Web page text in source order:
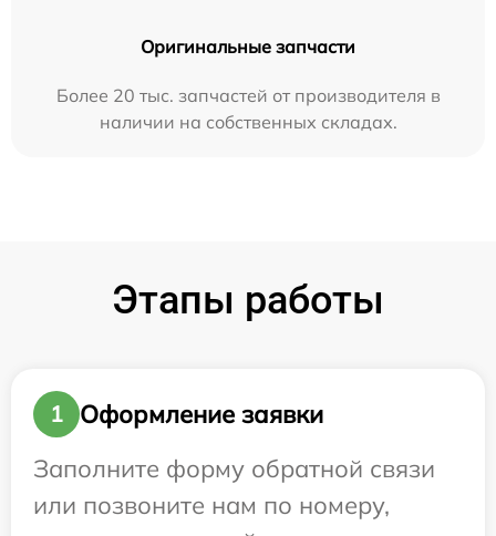
Оригинальные запчасти
Более 20 тыс. запчастей от производителя в
наличии на собственных складах.
Этапы работы
1
Оформление заявки
Заполните форму обратной связи
или позвоните нам по номеру,